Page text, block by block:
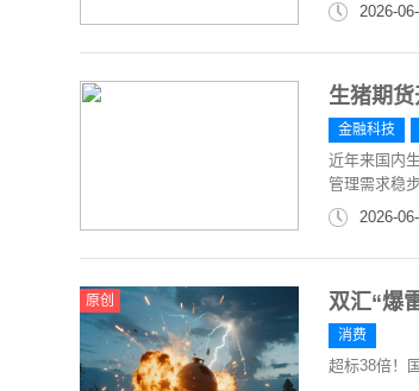
2026-
生猪期
金融科技
近年来国内
管理需求稳步
2026-
原创 双汇“爆
消费
超标38倍！